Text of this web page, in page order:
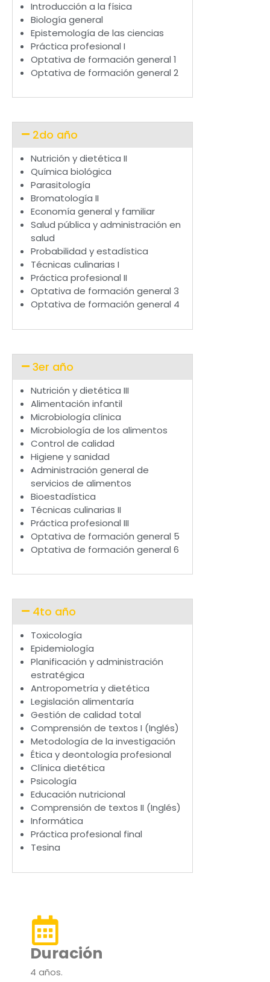
Introducción a la física
Biología general
Epistemología de las ciencias
Práctica profesional I
Optativa de formación general 1
Optativa de formación general 2
2do año
Nutrición y dietética II
Química biológica
Parasitología
Bromatología II
Economía general y familiar
Salud pública y administración en
salud
Probabilidad y estadística
Técnicas culinarias I
Práctica profesional II
Optativa de formación general 3
Optativa de formación general 4
3er año
Nutrición y dietética III
Alimentación infantil
Microbiología clínica
Microbiología de los alimentos
Control de calidad
Higiene y sanidad
Administración general de
servicios de alimentos
Bioestadística
Técnicas culinarias II
Práctica profesional III
Optativa de formación general 5
Optativa de formación general 6
4to año
Toxicología
Epidemiología
Planificación y administración
estratégica
Antropometría y dietética
Legislación alimentaría
Gestión de calidad total
Comprensión de textos I (Inglés)
Metodología de la investigación
Ética y deontología profesional
Clínica dietética
Psicología
Educación nutricional
Comprensión de textos II (Inglés)
Informática
Práctica profesional final
Tesina
Duración
4 años.